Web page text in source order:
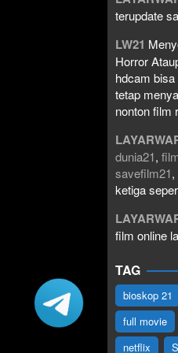
terupdate
LW21
Horror
hdcam
tetap
nonton film
dunia21,
savefilm21,
ketiga
film online
TAG
bioskop 21
full movie
netflix